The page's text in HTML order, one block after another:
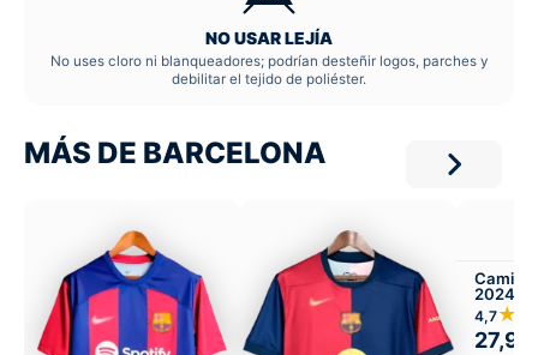
NO USAR LEJÍA
No uses cloro ni blanqueadores; podrían desteñir logos, parches y
debilitar el tejido de poliéster.
MÁS DE BARCELONA
2024-
Infantil
4,7
27,99